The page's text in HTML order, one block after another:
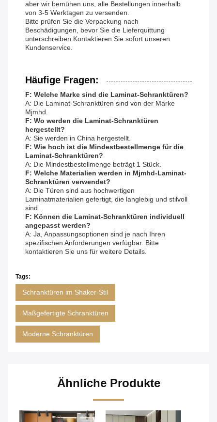
aber wir bemühen uns, alle Bestellungen innerhalb
von 3-5 Werktagen zu versenden.
Bitte prüfen Sie die Verpackung nach
Beschädigungen, bevor Sie die Lieferquittung
unterschreiben.Kontaktieren Sie sofort unseren
Kundenservice.
Häufige Fragen:
F: Welche Marke sind die Laminat-Schranktüren?
A: Die Laminat-Schranktüren sind von der Marke
Mjmhd.
F: Wo werden die Laminat-Schranktüren
hergestellt?
A: Sie werden in China hergestellt.
F: Wie hoch ist die Mindestbestellmenge für die
Laminat-Schranktüren?
A: Die Mindestbestellmenge beträgt 1 Stück.
F: Welche Materialien werden in Mjmhd-Laminat-
Schranktüren verwendet?
A: Die Türen sind aus hochwertigen
Laminatmaterialien gefertigt, die langlebig und stilvoll
sind.
F: Können die Laminat-Schranktüren individuell
angepasst werden?
A: Ja, Anpassungsoptionen sind je nach Ihren
spezifischen Anforderungen verfügbar. Bitte
kontaktieren Sie uns für weitere Details.
Tags:
Schranktüren im Shaker-Stil
Maßgefertigte Schranktüren
Moderne Schranktüren
Ähnliche Produkte